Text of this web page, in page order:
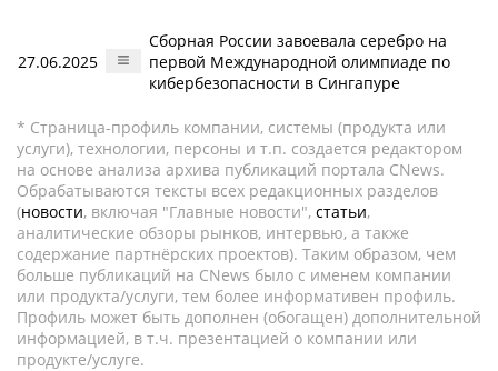
27.06.2025
Сборная России завоевала серебро на
первой Международной олимпиаде по
кибербезопасности в Сингапуре
* Страница-профиль компании, системы (продукта или
услуги), технологии, персоны и т.п. создается редактором
на основе анализа архива публикаций портала CNews.
Обрабатываются тексты всех редакционных разделов
(новости, включая "Главные новости", статьи,
аналитические обзоры рынков, интервью, а также
содержание партнёрских проектов). Таким образом, чем
больше публикаций на CNews было с именем компании
или продукта/услуги, тем более информативен профиль.
Профиль может быть дополнен (обогащен) дополнительной
информацией, в т.ч. презентацией о компании или
продукте/услуге.